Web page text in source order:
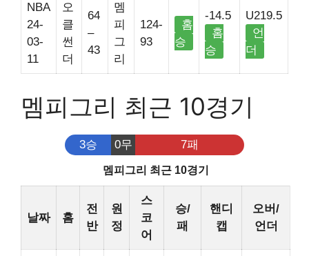
NBA
24-
03-
11
오
클
썬
더
64
–
43
멤
피
그
리
124-
93
홈
승
-14.5
홈
승
U219.5
언
더
멤피그리 최근 10경기
3승 0무 7패
멤피그리 최근 10경기
날짜 홈
전
반
원
정
스
코
어
승/
패
핸디
캡
오버/
언더